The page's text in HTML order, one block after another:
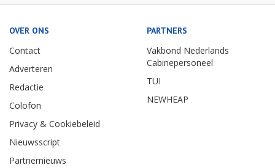
OVER ONS
Contact
Adverteren
Redactie
Colofon
Privacy & Cookiebeleid
Nieuwsscript
Partnernieuws
PARTNERS
Vakbond Nederlands
Cabinepersoneel
TUI
NEWHEAP